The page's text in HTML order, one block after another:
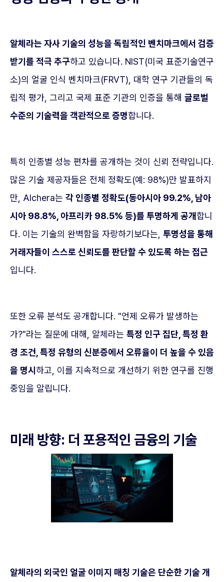
알체라는 자사 기술의 성능을 독립적인 벤치마크에서 검증
받기를 적극 추구하고 있습니다. NIST(미국 표준기술연구
소)의 얼굴 인식 벤치마크(FRVT), 대학 연구 기관들의 독
립적 평가, 그리고 국제 표준 기관의 인증을 통해 글로벌
수준의 기술력을 객관적으로 증명합니다.
특히 인종별 성능 편차를 공개하는 것이 신뢰 전략입니다.
많은 기술 제공자들은 전체 정확도(예: 98%)만 발표하지
만, Alchera는 각 인종별 정확도(동아시아 99.2%, 남아
시아 98.8%, 아프리카 98.5% 등)를 투명하게 공개 합니
다. 이는 기술의 완벽함을 자랑하기보다는, 투명성을 통해
거래자들이 스스로 신뢰도를 판단할 수 있도록 하는 접근
입니다.
또한 오류 분석도 공개합니다. "언제 오류가 발생하는
가?"라는 질문에 대해, 알체라는 특정 인구 집단, 특정 환
경 조건, 특정 유형의 신분증에서 오류율이 더 높을 수 있음
을 명시 하고, 이를 지속적으로 개선하기 위한 연구를 진행
중임을 알립니다.
미래 방향: 더 포용적인 금융의 기술
알체라의 외국인 얼굴 이미지 매칭 기술은 단순한 기술 개